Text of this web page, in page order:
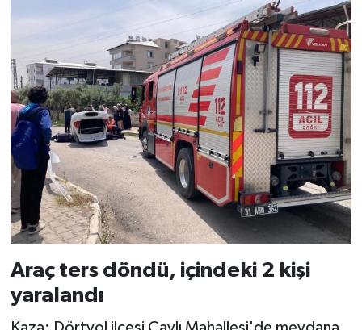
Araç ters döndü, içindeki 2 kişi
yaralandı